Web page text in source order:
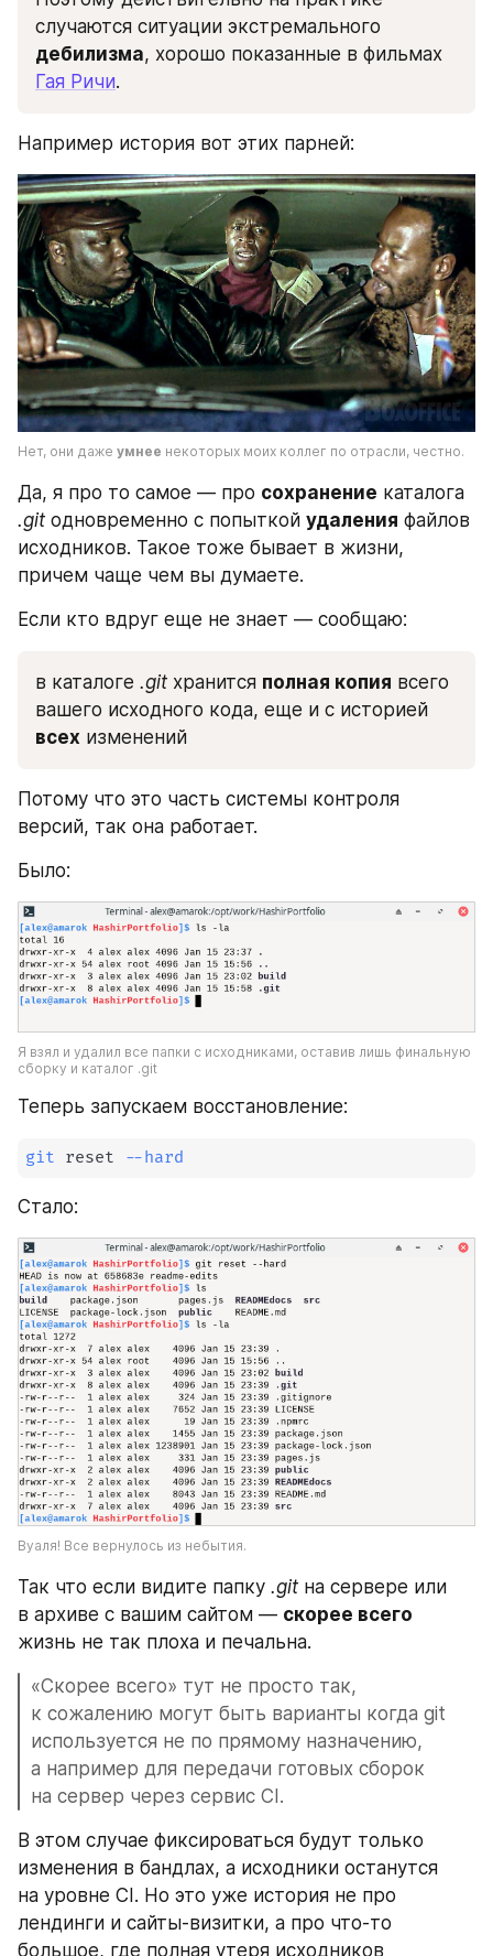
дебилизма
Гая Ричи.
Например история вот этих парней:
Нет, они даже умнее некоторых моих коллег по отрасли, честно.
Да, я про то самое — про сохранение
.git одновременно с попыткой удаления файлов
исходников. Такое тоже бывает в жизни,
причем чаще чем вы думаете.
Если кто вдруг еще не знает — сообщаю:
в каталоге .git хранится полная копия всего
всех изменений
Потому что это часть системы контроля
версий, так она работает.
Было:
Я взял и удалил все папки с исходниками, оставив лишь финальную
сборку и каталог .git
Теперь запускаем восстановление:
git reset --hard
Стало:
Вуаля! Все вернулось из небытия.
Так что если видите папку .git на сервере или
в архиве с вашим сайтом — скорее всего
жизнь не так плоха и печальна.
«Скорее всего» тут не просто так,
к сожалению могут быть варианты когда git
используется не по прямому назначению,
а например для передачи готовых сборок
на сервер через сервис CI.
В этом случае фиксироваться будут только
изменения в бандлах, а исходники останутся
на уровне CI. Но это уже история не про
лендинги и сайты-визитки, а про что-то
большое, где полная утеря исходников